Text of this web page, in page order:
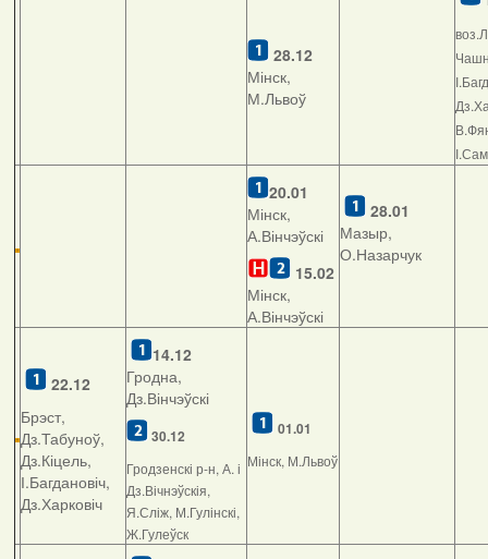
28.12
Мінск,
М.Львоў
20.01
Мінск,
А.Вінчэўскі
15.02
Мінск,
А.Вінчэўскі
28.01
Мазыр,
О.Назарчук
22.12
Брэст,
Дз.Табуноў,
Дз.Кіцель,
І.Багдановіч,
Дз.Харковіч
14.12
Гродна,
Дз.Вінчэўскі
30.12
Гродзенскі р-н, А. і
Дз.Вічнэўскія,
Я.Сліж, М.Гулінскі,
Ж.Гулеўск
01.01
Мінск, М.Львоў